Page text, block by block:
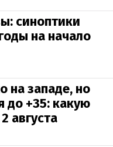
синоптики
на начало
на западе, но
до +35: какую
августа